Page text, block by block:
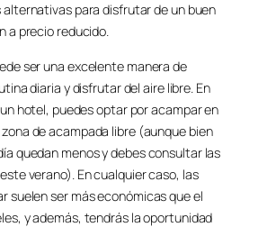
para disfrutar de un buen
a precio reducido.
ser una excelente manera de
diaria y disfrutar del aire libre. En
hotel, puedes optar por acampar en
de acampada libre (aunque bien
quedan menos y debes consultar las
verano). En cualquier caso, las
suelen ser más económicas que el
y además, tendrás la oportunidad